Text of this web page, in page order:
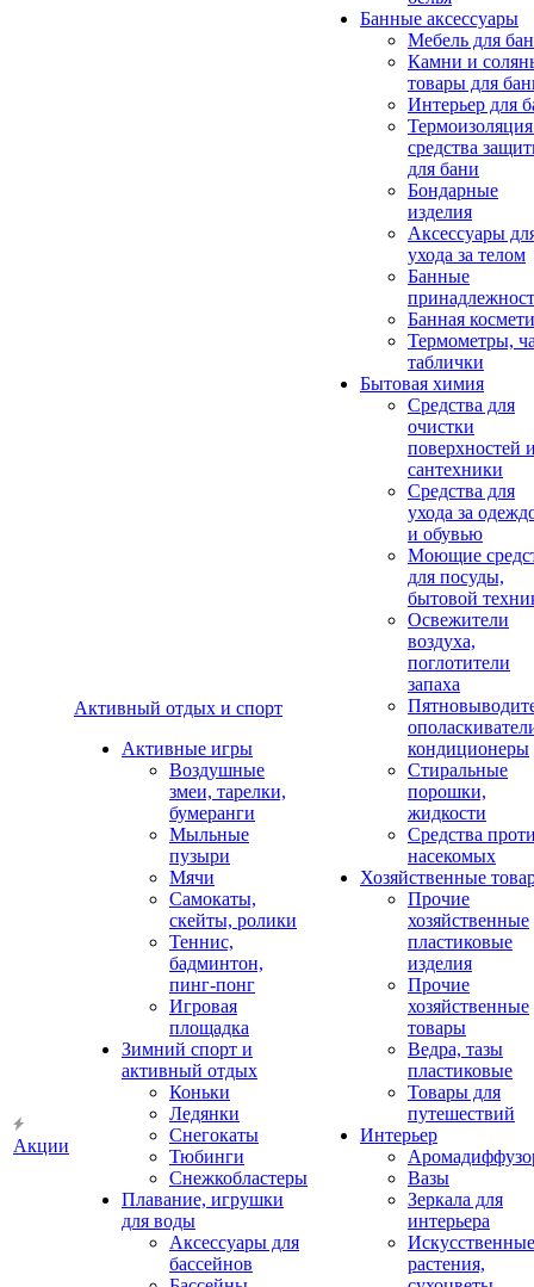
Акции
Активный отдых и спорт
Активные игры
Воздушные
змеи, тарелки,
бумеранги
Мыльные
пузыри
Мячи
Самокаты,
скейты, ролики
Теннис,
бадминтон,
пинг-понг
Игровая
площадка
Зимний спорт и
активный отдых
Коньки
Ледянки
Снегокаты
Тюбинги
Снежкобластеры
Плавание, игрушки
для воды
Аксессуары для
бассейнов
Банные аксессуары
Мебель для
Камни и
товары для
Интерьер для
средства
для бани
Бондарные
изделия
Аксеcсуары
ухода за телом
Банные
Банная
Термометры,
таблички
Бытовая химия
Средства для
очистки
поверхностей
сантехники
Средства для
ухода за
и обувью
Моющие
для посуды,
бытовой
Освежители
воздуха,
поглотители
запаха
кондиционеры
Стиральные
порошки,
жидкости
Средства
насекомых
Хозяйственные
Прочие
хозяйственные
пластиковые
изделия
Прочие
хозяйственные
товары
Ведра, тазы
пластиковые
Товары для
путешествий
Интерьер
Вазы
Зеркала для
интерьера
Искусственные
растения,